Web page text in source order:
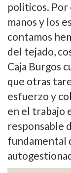
politicos. Por
manos y los
contamos
del tejado,
Caja Burgos
que otras
esfuerzo y
en el trabajo
responsable
fundamental